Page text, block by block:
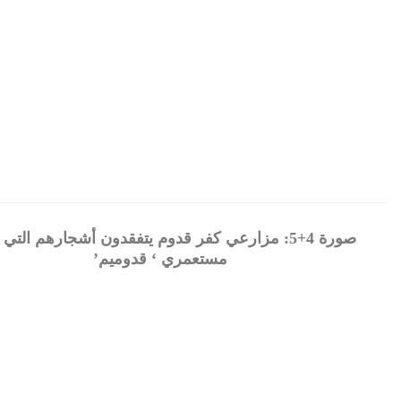
صورة 4+5: مزارعي كفر قدوم يتفقدون أشجارهم
مستعمري ‘ قدوميم’